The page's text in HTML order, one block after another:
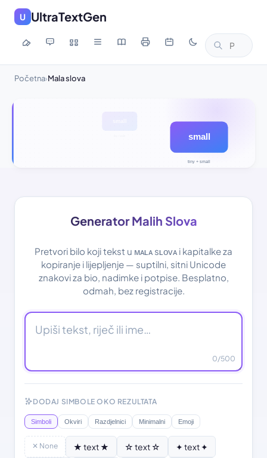
U UltraTextGen
Početna›Mala slova
Generator Malih Slova
Pretvori bilo koji tekst u ᴍᴀʟᴀ sʟᴏᴠᴀ i kapitalke za
kopiranje i lijepljenje — suptilni, sitni Unicode
znakovi za bio, nadimke i potpise. Besplatno,
odmah, bez registracije.
0/500
DODAJ SIMBOLE OKO REZULTATA
Simboli Okviri Razdjelnici Minimalni Emoji
✕ None ★ text ★ ☆ text ☆
✦ text ✦